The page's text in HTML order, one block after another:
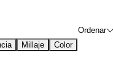
Ordenar
Millaje Color